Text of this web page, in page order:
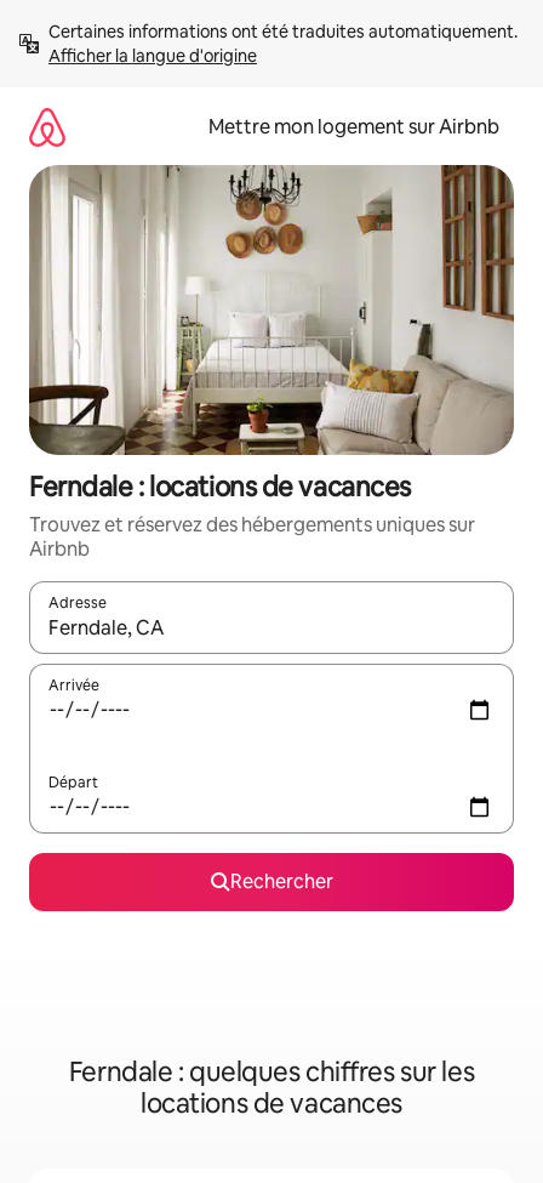
directement
Afficher la langue d'origine
Mettre mon logement sur Airbnb
Ferndale : locations de vacances
Trouvez et réservez des hébergements uniques sur
Airbnb
Adresse
Lorsque les résultats s'affichent, utilisez les flèches vers le
Arrivée
Départ
Rechercher
Ferndale : quelques chiffres sur les
locations de vacances